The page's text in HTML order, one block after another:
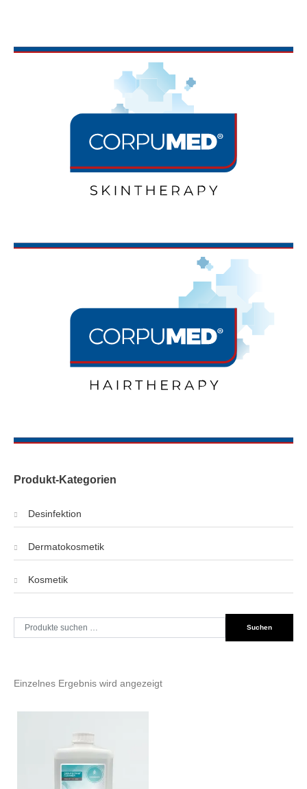
Einzelnes Ergebnis wird angezeigt
Produkt-Kategorien
Desinfektion
Dermatokosmetik
Kosmetik
Suche
nach:
Suchen